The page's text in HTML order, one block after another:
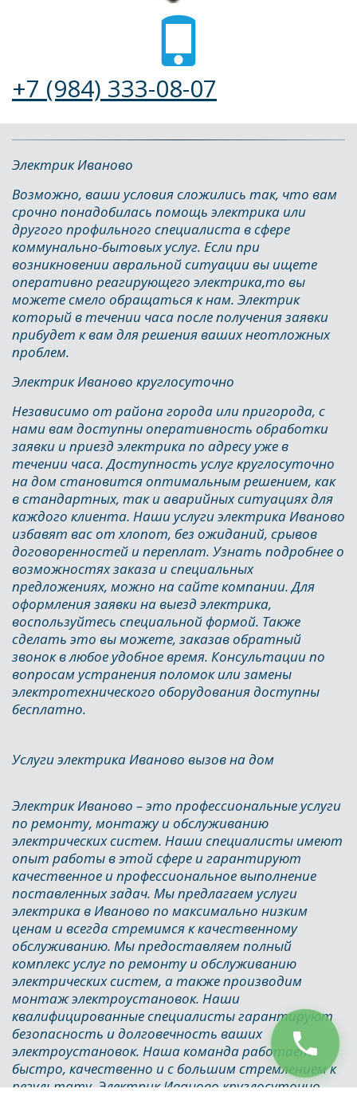
+7 (984) 333-08-07
Электрик Иваново
Возможно, ваши условия сложились так, что вам
срочно понадобилась помощь электрика или
другого профильного специалиста в сфере
коммунально-бытовых услуг. Если при
возникновении авральной ситуации вы ищете
оперативно реагирующего электрика,то вы
можете смело обращаться к нам. Электрик
который в течении часа после получения заявки
прибудет к вам для решения ваших неотложных
проблем.
Электрик Иваново круглосуточно
Независимо от района города или пригорода, с
нами вам доступны оперативность обработки
заявки и приезд электрика по адресу уже в
течении часа. Доступность услуг круглосуточно
на дом становится оптимальным решением, как
в стандартных, так и аварийных ситуациях для
каждого клиента. Наши услуги электрика Иваново
избавят вас от хлопот, без ожиданий, срывов
договоренностей и переплат. Узнать подробнее о
возможностях заказа и специальных
предложениях, можно на сайте компании. Для
оформления заявки на выезд электрика,
воспользуйтесь специальной формой. Также
сделать это вы можете, заказав обратный
звонок в любое удобное время. Консультации по
вопросам устранения поломок или замены
электротехнического оборудования доступны
бесплатно.
Услуги электрика Иваново вызов на дом
Электрик Иваново – это профессиональные услуги
по ремонту, монтажу и обслуживанию
электрических систем. Наши специалисты имеют
опыт работы в этой сфере и гарантируют
качественное и профессиональное выполнение
поставленных задач. Мы предлагаем услуги
электрика в Иваново по максимально низким
ценам и всегда стремимся к качественному
обслуживанию. Мы предоставляем полный
комплекс услуг по ремонту и обслуживанию
электрических систем, а также производим
монтаж электроустановок. Наши
квалифицированные специалисты гарантируют
безопасность и долговечность ваших
электроустановок. Наша команда работает
быстро, качественно и с большим стремлением к
результату. Электрик Иваново круглосуточно.